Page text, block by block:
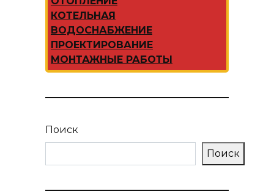
КОТЕЛЬНАЯ
ВОДОСНАБЖЕНИЕ
ПРОЕКТИРОВАНИЕ
МОНТАЖНЫЕ РАБОТЫ
Поиск
Поиск